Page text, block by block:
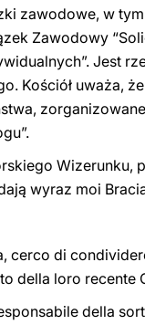
zawodowe, w
Zawodowy
Jest
Kościół uważa,
Wizerunku,
wyraz moi
cerco di
della loro recente
della